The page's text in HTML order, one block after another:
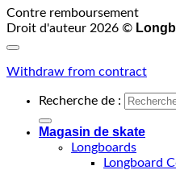
Contre remboursement
Droit d'auteur 2026 ©
Withdraw from contract
Recherche de :
Magasin de skate
Longboards
Longboard